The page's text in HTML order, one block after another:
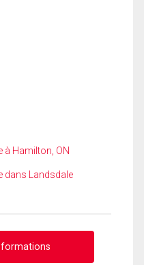
à Hamilton, ON
dans Landsdale